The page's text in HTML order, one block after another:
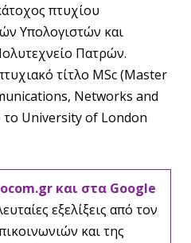
πτυχίου
Υπολογιστών και
Πατρών.
τίτλο MSc (Master
Networks and
University of London
και στα Google
εξελίξεις από τον
και της